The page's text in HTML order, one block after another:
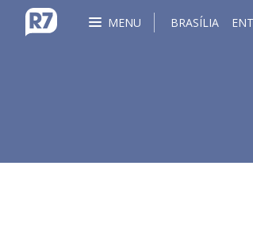
MENU BRASÍLIA